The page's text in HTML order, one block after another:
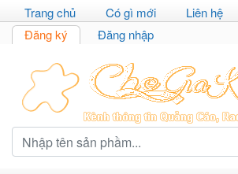
Trang chủ Có gì mới
Liên hệ
Đăng ký
Đăng nhập